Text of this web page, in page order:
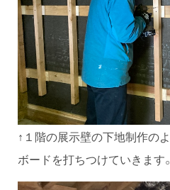
↑１階の展示壁の下地制作の
ボードを打ちつけていきます。